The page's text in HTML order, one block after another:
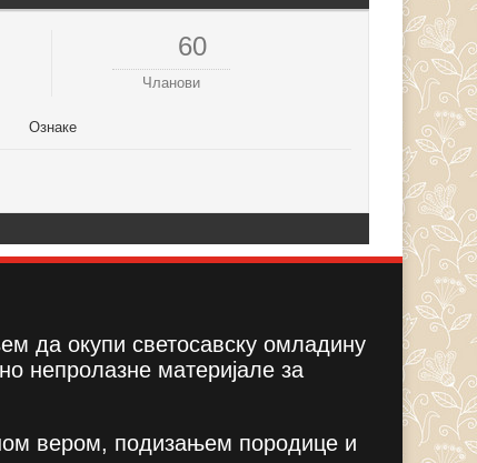
60
Чланови
Ознаке
да окупи светосавску омладину
непролазне материјале за
вером, подизањем породице и